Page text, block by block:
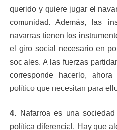
querido y quiere jugar el
comunidad. Además, las
navarras tienen los
el giro social necesario en
sociales. A las fuerzas
corresponde hacerlo,
político que necesitan para
4. Nafarroa es una
política diferencial. Hay que